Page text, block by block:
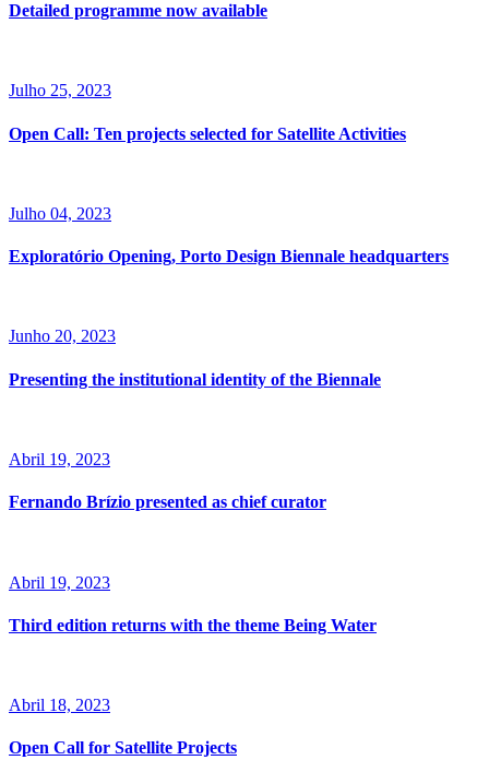
Detailed programme now available
Julho 25, 2023
Open Call: Ten projects selected for Satellite Activities
Julho 04, 2023
Exploratório Opening, Porto Design Biennale headquarters
Junho 20, 2023
Presenting the institutional identity of the Biennale
Abril 19, 2023
Fernando Brízio presented as chief curator
Abril 19, 2023
Third edition returns with the theme Being Water
Abril 18, 2023
Open Call for Satellite Projects